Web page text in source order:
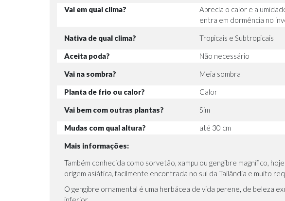
Vai em qual clima?
Aprecia o calor e a
entra em dormência no
Nativa de qual clima? Tropicais e Subtropicais
Aceita poda? Não necessário
Vai na sombra? Meia sombra
Planta de frio ou calor? Calor
Vai bem com outras plantas? Sim
Mudas com qual altura? até 30 cm
Mais informações:
Também conhecida como sorvetão, xampu ou gengibre magnífico,
origem asiática, facilmente encontrada no sul da Tailândia e muito
O gengibre ornamental é uma herbácea de vida perene, de beleza